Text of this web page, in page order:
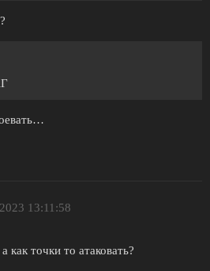
13:11:58
как точки то атаковать?